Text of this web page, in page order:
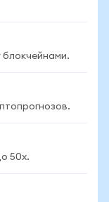
блокчейнами.
50x.